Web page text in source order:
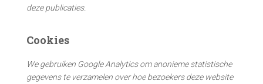
deze publicaties.
Cookies
We gebruiken Google Analytics om anonieme statistische
gegevens te verzamelen over hoe bezoekers deze website